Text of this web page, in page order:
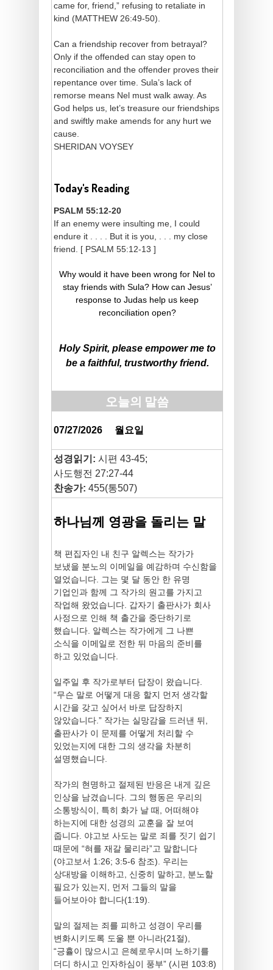
came for, friend,” refusing to retaliate in
kind (MATTHEW 26:49-50).
Can a friendship recover from betrayal?
Only if the offended can stay open to
reconciliation and the offender proves their
repentance over time. Sula’s lack of
remorse means Nel must walk away. As
God helps us, let’s treasure our friendships
and swiftly make amends for any hurt we
cause.
SHERIDAN VOYSEY
Today's Reading
PSALM 55:12-20
If an enemy were insulting me, I could
endure it . . . . But it is you, . . . my close
friend. [ PSALM 55:12-13 ]
Why would it have been wrong for Nel to
stay friends with Sula? How can Jesus’
response to Judas help us keep
reconciliation open?
Holy Spirit, please empower me to
be a faithful, trustworthy friend.
오늘의 말씀
07/27/2026월요일
성경읽기: 시편 43-45;
사도행전 27:27-44
찬송가: 455(통507)
하나님께 영광을 돌리는 말
책 편집자인 내 친구 알렉스는 작가가
보냈을 분노의 이메일을 예감하며 수신함을
열었습니다. 그는 몇 달 동안 한 유명
기업인과 함께 그 작가의 원고를 가지고
작업해 왔었습니다. 갑자기 출판사가 회사
사정으로 인해 책 출간을 중단하기로
했습니다. 알렉스는 작가에게 그 나쁜
소식을 이메일로 전한 뒤 마음의 준비를
하고 있었습니다.
일주일 후 작가로부터 답장이 왔습니다.
“무슨 말로 어떻게 대응 할지 먼저 생각할
시간을 갖고 싶어서 바로 답장하지
않았습니다.” 작가는 실망감을 드러낸 뒤,
출판사가 이 문제를 어떻게 처리할 수
있었는지에 대한 그의 생각을 차분히
설명했습니다.
작가의 현명하고 절제된 반응은 내게 깊은
인상을 남겼습니다. 그의 행동은 우리의
소통방식이, 특히 화가 날 때, 어떠해야
하는지에 대한 성경의 교훈을 잘 보여
줍니다. 야고보 사도는 말로 죄를 짓기 쉽기
때문에 “혀를 재갈 물리라”고 말합니다
(야고보서 1:26; 3:5-6 참조). 우리는
상대방을 이해하고, 신중히 말하고, 분노할
필요가 있는지, 먼저 그들의 말을
들어보아야 합니다(1:19).
말의 절제는 죄를 피하고 성경이 우리를
변화시키도록 도울 뿐 아니라(21절),
“긍휼이 많으시고 은혜로우시며 노하기를
더디 하시고 인자하심이 풍부” (시편 103:8)